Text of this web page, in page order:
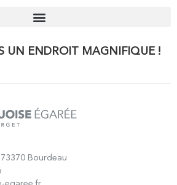
UN ENDROIT MAGNIFIQUE !
Bourdeau